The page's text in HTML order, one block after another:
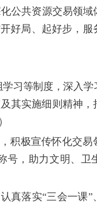
公共资源交易领域
好局、起好步，
学习等制度，深入学
其实施细则精神 ，
）
积极宣传怀化交易
，助力文明、卫
真落实“三会一课”